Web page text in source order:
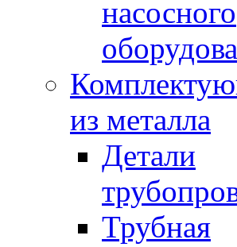
насосного
из металла
Детали
Трубная